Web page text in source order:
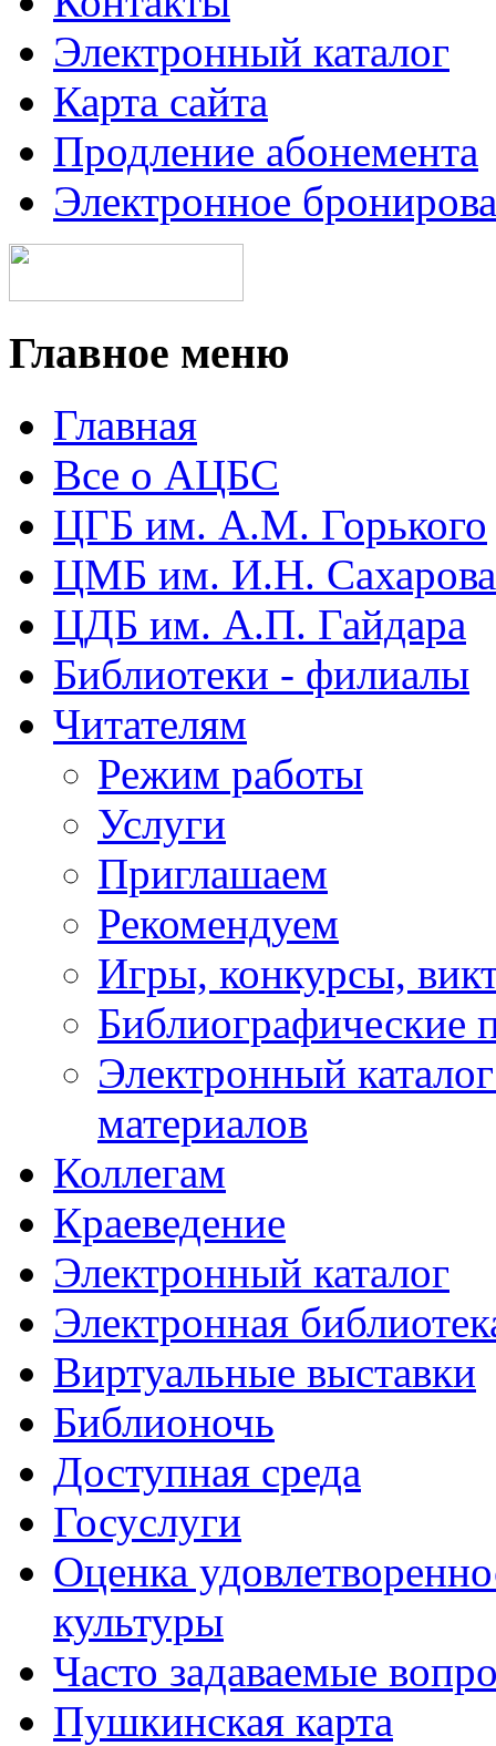
Электронный каталог
Карта сайта
Продление абонемента
Электронное
Главное меню
Главная
Все о АЦБС
ЦГБ им. А.М. Горького
ЦМБ им. И.Н. Сахарова
ЦДБ им. А.П. Гайдара
Библиотеки - филиалы
Читателям
Режим работы
Услуги
Приглашаем
Рекомендуем
Игры, конкурсы,
Библиографические
Электронный
материалов
Коллегам
Краеведение
Электронный каталог
Электронная
Виртуальные выставки
Библионочь
Доступная среда
Госуслуги
Оценка
культуры
Часто задаваемые
Пушкинская карта